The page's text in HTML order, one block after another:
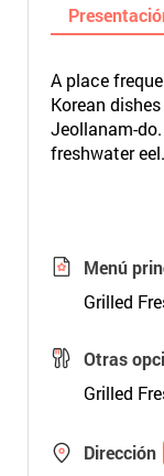
A place
Korean
Jeollanam-
freshwater eel.
Menú
Grilled
Otras
Grilled
Dirección